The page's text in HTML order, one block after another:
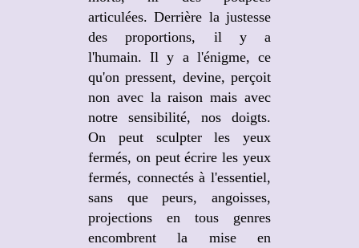
articulées. Derrière la justesse
des proportions, il y a
l'humain. Il y a l'énigme, ce
qu'on pressent, devine, perçoit
non avec la raison mais avec
notre sensibilité, nos doigts.
On peut sculpter les yeux
fermés, on peut écrire les yeux
fermés, connectés à l'essentiel,
sans que peurs, angoisses,
projections en tous genres
encombrent la mise en